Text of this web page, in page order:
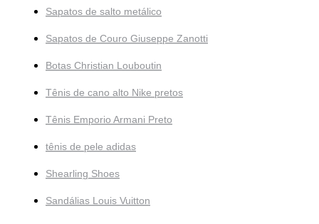
Sapatos de salto metálico
Sapatos de Couro Giuseppe Zanotti
Botas Christian Louboutin
Tênis de cano alto Nike pretos
Tênis Emporio Armani Preto
tênis de pele adidas
Shearling Shoes
Sandálias Louis Vuitton